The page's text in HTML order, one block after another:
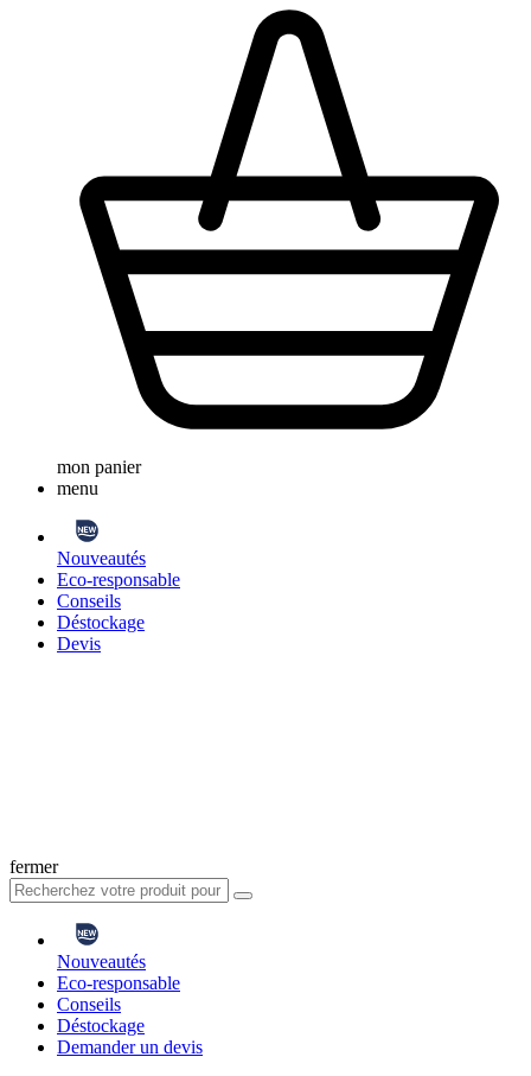
mon panier
menu
Nouveautés
Eco-responsable
Conseils
Déstockage
Devis
fermer
Nouveautés
Eco-responsable
Conseils
Déstockage
Demander un devis